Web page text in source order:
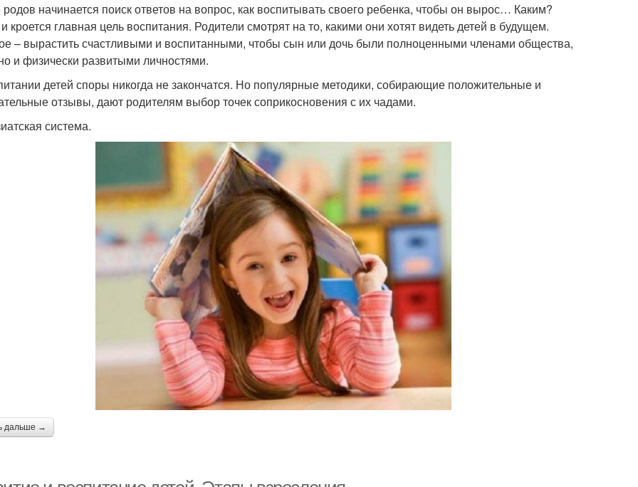
начинается поиск ответов на вопрос, как воспитывать своего ребенка, чтобы он вырос… Каким?
кроется главная цель воспитания. Родители смотрят на то, какими они хотят видеть детей в будущем.
– вырастить счастливыми и воспитанными, чтобы сын или дочь были полноценными членами общества,
и физически развитыми личностями.
детей споры никогда не закончатся. Но популярные методики, собирающие положительные и
отзывы, дают родителям выбор точек соприкосновения с их чадами.
система.
дальше →